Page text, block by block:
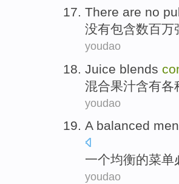
There are no
没有包含数百万
youdao
Juice blends
混合果汁含有各
youdao
A balanced
一个均衡的菜单
youdao